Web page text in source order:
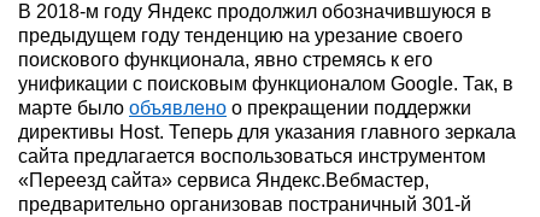
В 2018-м году Яндекс продолжил обозначившуюся в
предыдущем году тенденцию на урезание своего
поискового функционала, явно стремясь к его
унификации с поисковым функционалом Google. Так, в
марте было объявлено о прекращении поддержки
директивы Host. Теперь для указания главного зеркала
сайта предлагается воспользоваться инструментом
«Переезд сайта» сервиса Яндекс.Вебмастер,
предварительно организовав постраничный 301-й